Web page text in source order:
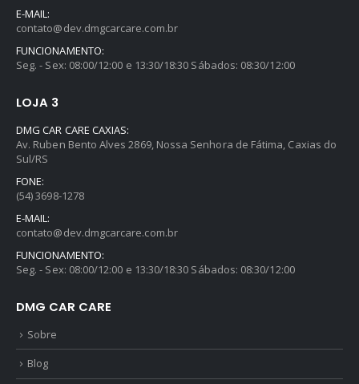
E-MAIL:
contato@dev.dmgcarcare.com.br
FUNCIONAMENTO:
Seg. - Sex: 08:00/12:00 e 13:30/18:30 Sábados: 08:30/12:00
LOJA 3
DMG CAR CARE CAXIAS:
Av. Ruben Bento Alves 2869, Nossa Senhora de Fátima, Caxias do
Sul/RS
FONE:
(54) 3698-1278
E-MAIL:
contato@dev.dmgcarcare.com.br
FUNCIONAMENTO:
Seg. - Sex: 08:00/12:00 e 13:30/18:30 Sábados: 08:30/12:00
DMG CAR CARE
Sobre
Blog